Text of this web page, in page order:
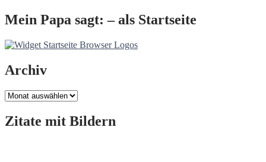
Mein Papa sagt: – als Startseite
Archiv
Archiv
Zitate mit Bildern